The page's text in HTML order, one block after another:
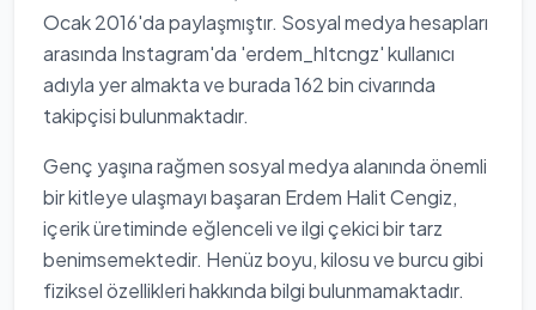
Ocak 2016'da paylaşmıştır. Sosyal medya hesapları
arasında Instagram'da 'erdem_hltcngz' kullanıcı
adıyla yer almakta ve burada 162 bin civarında
takipçisi bulunmaktadır.
Genç yaşına rağmen sosyal medya alanında önemli
bir kitleye ulaşmayı başaran Erdem Halit Cengiz,
içerik üretiminde eğlenceli ve ilgi çekici bir tarz
benimsemektedir. Henüz boyu, kilosu ve burcu gibi
fiziksel özellikleri hakkında bilgi bulunmamaktadır.